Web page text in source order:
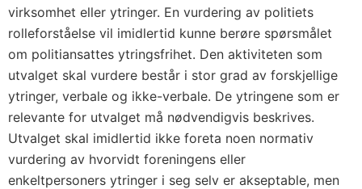
virksomhet eller ytringer. En vurdering av politiets
rolleforståelse vil imidlertid kunne berøre spørsmålet
om politiansattes ytringsfrihet. Den aktiviteten som
utvalget skal vurdere består i stor grad av forskjellige
ytringer, verbale og ikke-verbale. De ytringene som er
relevante for utvalget må nødvendigvis beskrives.
Utvalget skal imidlertid ikke foreta noen normativ
vurdering av hvorvidt foreningens eller
enkeltpersoners ytringer i seg selv er akseptable, men